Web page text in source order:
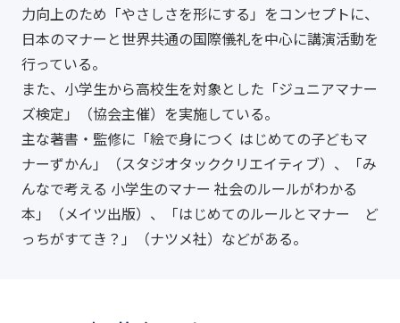
力向上のため「やさしさを形にする」をコンセプトに、
日本のマナーと世界共通の国際儀礼を中心に講演活動を
行っている。
また、小学生から高校生を対象とした「ジュニアマナー
ズ検定」（協会主催）を実施している。
主な著書・監修に「絵で身につく はじめての子どもマ
ナーずかん」（スタジオタッククリエイティブ）、「み
んなで考える 小学生のマナー 社会のルールがわかる
本」（メイツ出版）、「はじめてのルールとマナー ど
っちがすてき？」（ナツメ社）などがある。